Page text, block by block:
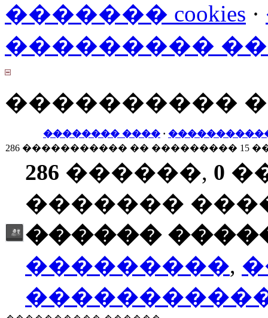
������� cookies ·
���������
����������
�������� ���� ·
286 ����������� �� ��������� 15
286 ������, 0
�������
������
���������,